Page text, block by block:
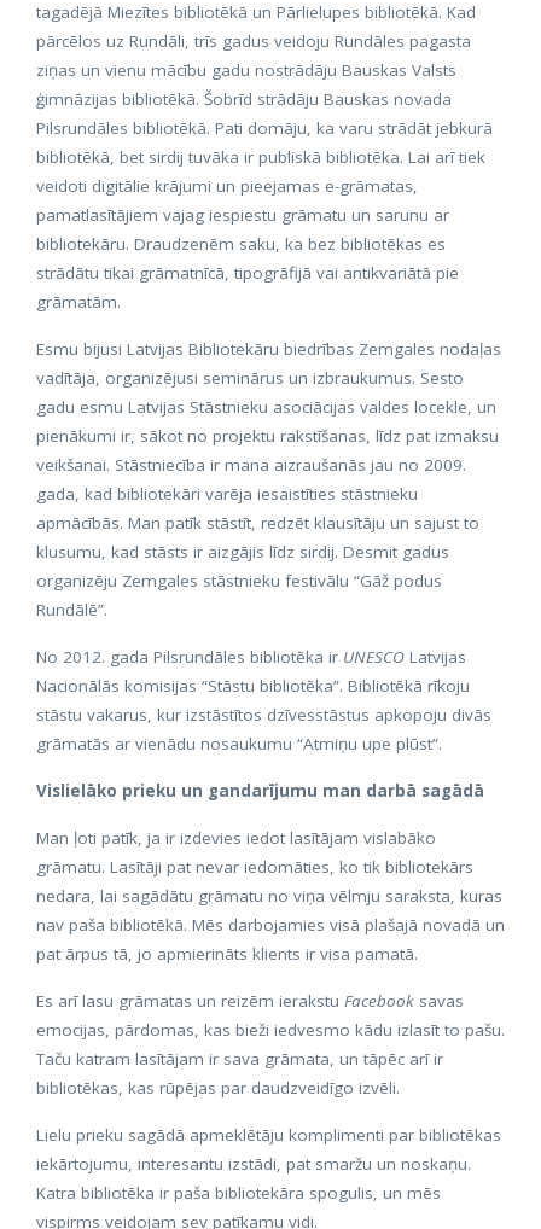
tagadējā Miezītes bibliotēkā un Pārlielupes bibliotēkā. Kad
pārcēlos uz Rundāli, trīs gadus veidoju Rundāles pagasta
ziņas un vienu mācību gadu nostrādāju Bauskas Valsts
ģimnāzijas bibliotēkā. Šobrīd strādāju Bauskas novada
Pilsrundāles bibliotēkā. Pati domāju, ka varu strādāt jebkurā
bibliotēkā, bet sirdij tuvāka ir publiskā bibliotēka. Lai arī tiek
veidoti digitālie krājumi un pieejamas e-grāmatas,
pamatlasītājiem vajag iespiestu grāmatu un sarunu ar
bibliotekāru. Draudzenēm saku, ka bez bibliotēkas es
strādātu tikai grāmatnīcā, tipogrāfijā vai antikvariātā pie
grāmatām.
Esmu bijusi Latvijas Bibliotekāru biedrības Zemgales nodaļas
vadītāja, organizējusi seminārus un izbraukumus. Sesto
gadu esmu Latvijas Stāstnieku asociācijas valdes locekle, un
pienākumi ir, sākot no projektu rakstīšanas, līdz pat izmaksu
veikšanai. Stāstniecība ir mana aizraušanās jau no 2009.
gada, kad bibliotekāri varēja iesaistīties stāstnieku
apmācībās. Man patīk stāstīt, redzēt klausītāju un sajust to
klusumu, kad stāsts ir aizgājis līdz sirdij. Desmit gadus
organizēju Zemgales stāstnieku festivālu “Gāž podus
Rundālē”.
No 2012. gada Pilsrundāles bibliotēka ir UNESCO Latvijas
Nacionālās komisijas “Stāstu bibliotēka”. Bibliotēkā rīkoju
stāstu vakarus, kur izstāstītos dzīvesstāstus apkopoju divās
grāmatās ar vienādu nosaukumu “Atmiņu upe plūst”.
Vislielāko prieku un gandarījumu man darbā sagādā
Man ļoti patīk, ja ir izdevies iedot lasītājam vislabāko
grāmatu. Lasītāji pat nevar iedomāties, ko tik bibliotekārs
nedara, lai sagādātu grāmatu no viņa vēlmju saraksta, kuras
nav paša bibliotēkā. Mēs darbojamies visā plašajā novadā un
pat ārpus tā, jo apmierināts klients ir visa pamatā.
Es arī lasu grāmatas un reizēm ierakstu Facebook savas
emocijas, pārdomas, kas bieži iedvesmo kādu izlasīt to pašu.
Taču katram lasītājam ir sava grāmata, un tāpēc arī ir
bibliotēkas, kas rūpējas par daudzveidīgo izvēli.
Lielu prieku sagādā apmeklētāju komplimenti par bibliotēkas
iekārtojumu, interesantu izstādi, pat smaržu un noskaņu.
Katra bibliotēka ir paša bibliotekāra spogulis, un mēs
vispirms veidojam sev patīkamu vidi.